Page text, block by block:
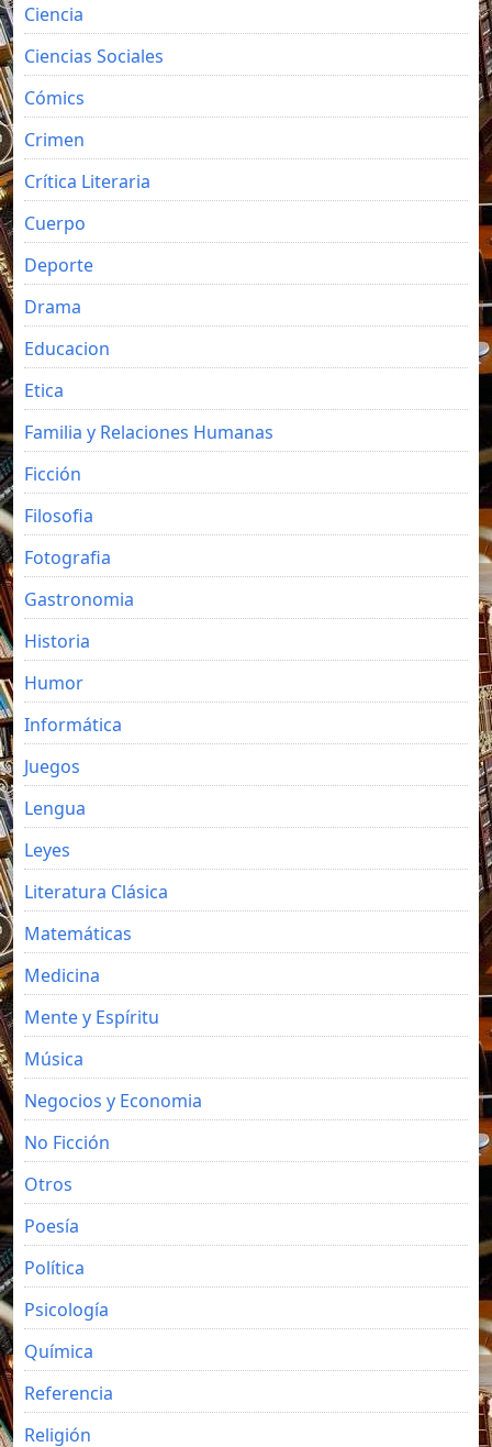
Ciencia
Ciencias Sociales
Cómics
Crimen
Crítica Literaria
Cuerpo
Deporte
Drama
Educacion
Etica
Familia y Relaciones Humanas
Ficción
Filosofia
Fotografia
Gastronomia
Historia
Humor
Informática
Juegos
Lengua
Leyes
Literatura Clásica
Matemáticas
Medicina
Mente y Espíritu
Música
Negocios y Economia
No Ficción
Otros
Poesía
Política
Psicología
Química
Referencia
Religión